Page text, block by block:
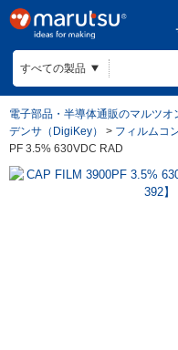
電子部品・半導体通販のマルツオ
デンサ（DigiKey）
> フィルムコ
PF 3.5% 630VDC RAD